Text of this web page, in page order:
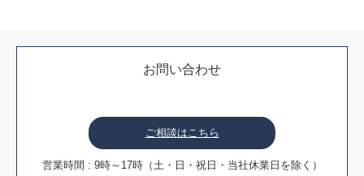
お問い合わせ
ご相談はこちら
営業時間 : 9時～17時（土・日・祝日・当社休業日を除く）